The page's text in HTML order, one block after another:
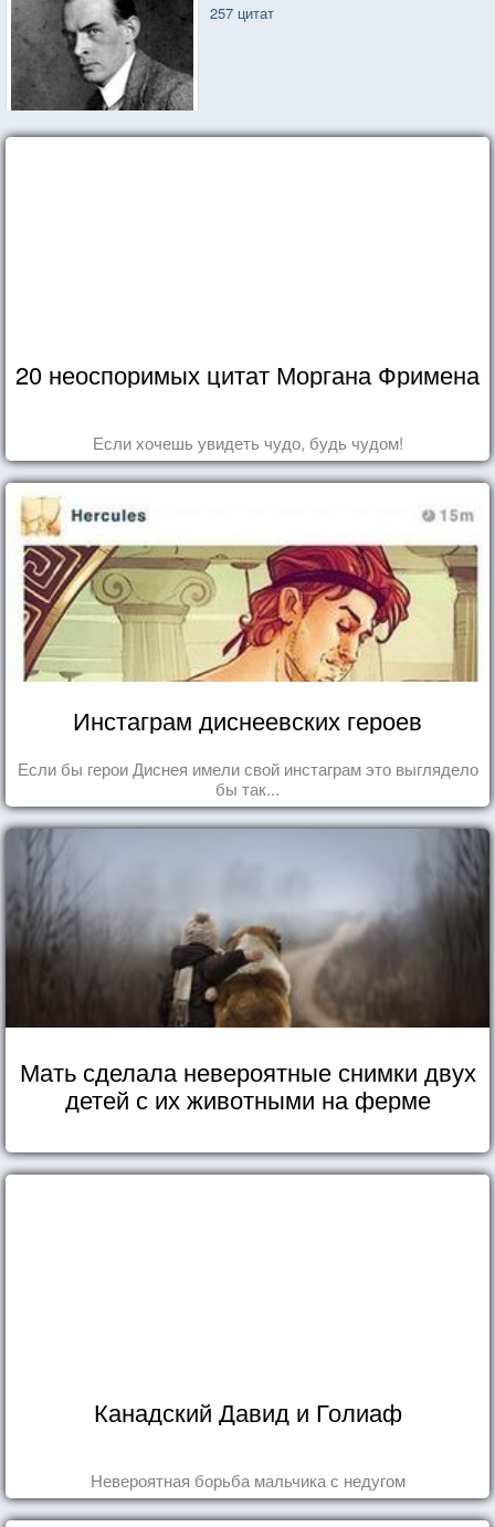
257 цитат
20 неоспоримых цитат Моргана Фримена
Если хочешь увидеть чудо, будь чудом!
Инстаграм диснеевских героев
Если бы герои Диснея имели свой инстаграм это выглядело
бы так...
Мать сделала невероятные снимки двух
детей с их животными на ферме
Канадский Давид и Голиаф
Невероятная борьба мальчика с недугом